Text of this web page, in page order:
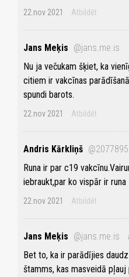
22.nov 2021 Atbildēt
Jans Meķis @jans.me.is
Nu ja večukam šķiet, ka
citiem ir vakcīnas
spundi barots.
22.nov 2021 Atbildēt
Andris Kārkliņš
Runa ir par c19
iebraukt,par ko vispār ir runa
22.nov 2021 Atbildēt
Jans Meķis @jans.me.is
Bet to, ka ir parādījies
štamms, kas masveidā